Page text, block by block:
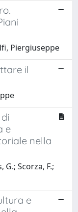
Piergiuseppe
il
e
nella
G.; Scorza, F.;
e